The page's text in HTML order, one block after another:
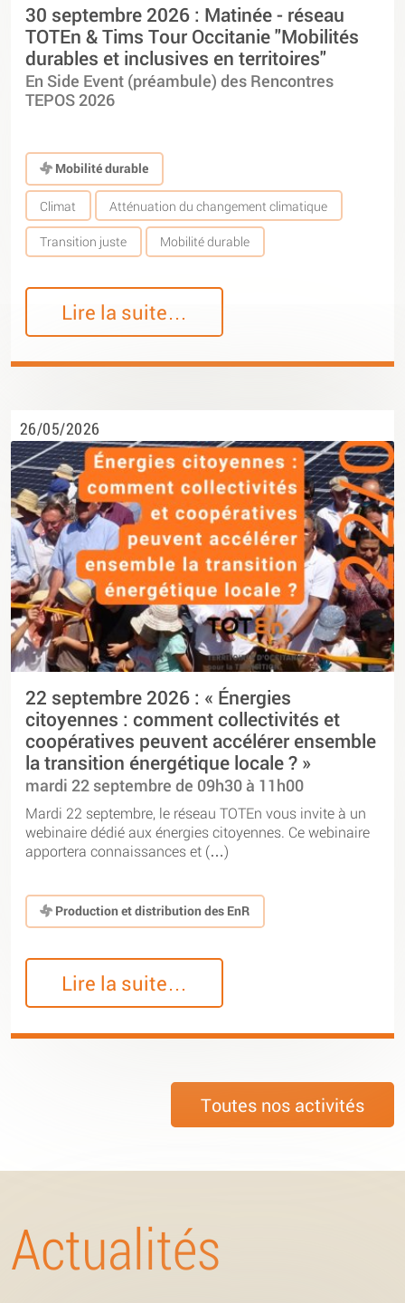
30 septembre 2026 : Matinée - réseau
TOTEn & Tims Tour Occitanie "Mobilités
durables et inclusives en territoires"
En Side Event (préambule) des Rencontres
TEPOS 2026
Mobilité durable
Climat Atténuation du changement climatique
Transition juste Mobilité durable
Lire la suite…
26/05/2026
22 septembre 2026 : « Énergies
citoyennes : comment collectivités et
coopératives peuvent accélérer ensemble
la transition énergétique locale ? »
mardi 22 septembre de 09h30 à 11h00
Mardi 22 septembre, le réseau TOTEn vous invite à un
webinaire dédié aux énergies citoyennes. Ce webinaire
apportera connaissances et (…)
Production et distribution des EnR
Lire la suite…
Toutes nos activités
Actualités